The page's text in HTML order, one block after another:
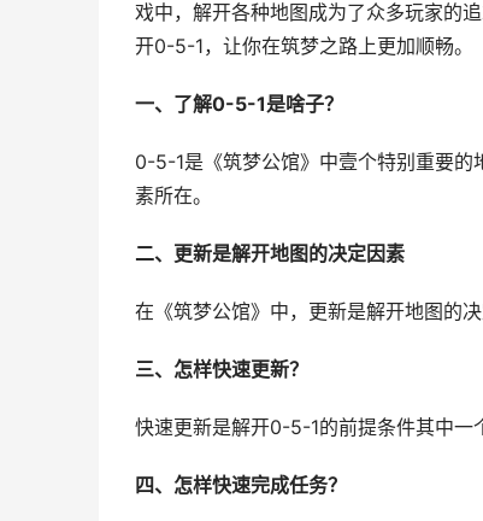
戏中，解开各种地图成为了众多玩家的
开0-5-1，让你在筑梦之路上更加顺畅。
一、了解0-5-1是啥子？
0-5-1是《筑梦公馆》中壹个特别重要的
素所在。
二、更新是解开地图的决定因素
在《筑梦公馆》中，更新是解开地图的
三、怎样快速更新？
快速更新是解开0-5-1的前提条件其中一
四、怎样快速完成任务？